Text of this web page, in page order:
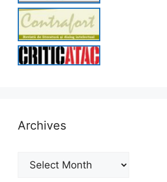
Archives
Archives